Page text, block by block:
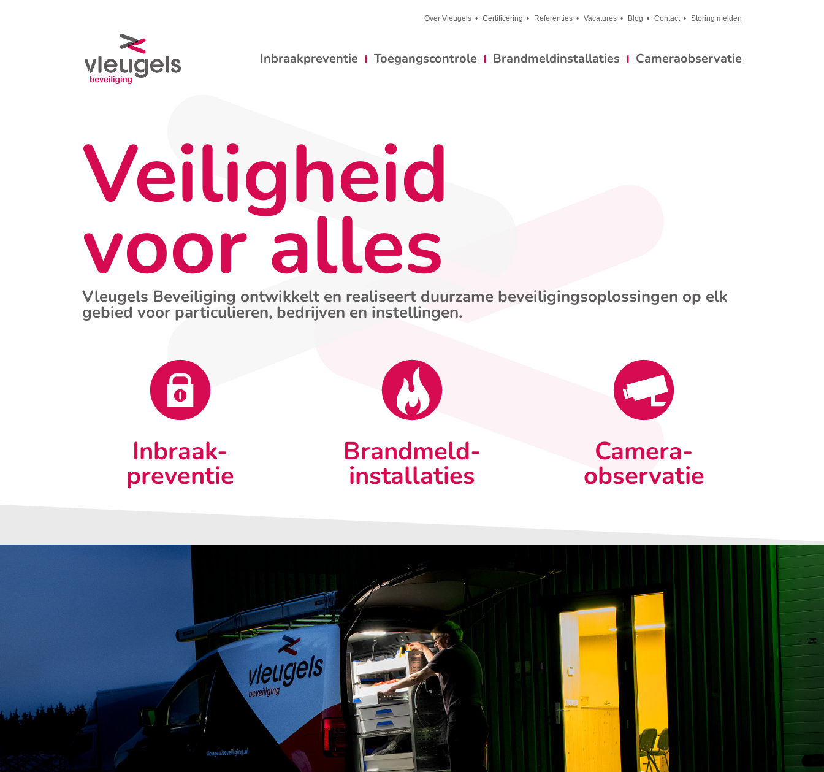
Over Vleugels Certificering Referenties Vacatures Blog Contact Storing melden
Inbraakpreventie Toegangscontrole Brandmeldinstallaties Cameraobservatie
Veiligheid
voor alles
Vleugels Beveiliging ontwikkelt en realiseert duurzame beveiligingsoplossingen op elk
gebied voor particulieren, bedrijven en instellingen.
Inbraak-
preventie
Brandmeld-
installaties
Camera-
observatie